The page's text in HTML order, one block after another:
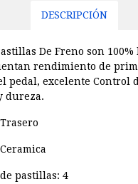
DESCRIPCIÓN
De Freno son
rendimiento de
pedal, excelente Control
dureza.
pastillas: 4